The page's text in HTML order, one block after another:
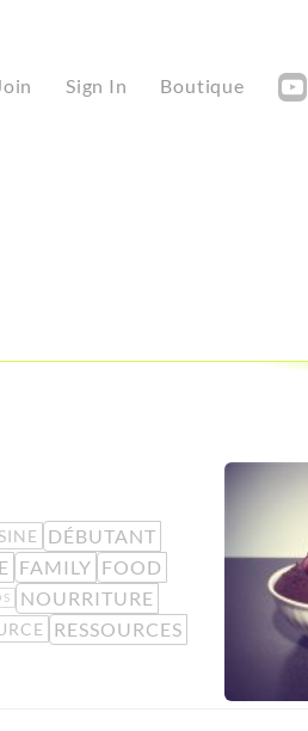
Sign In Boutique Y
DÉBUTANT
FAMILY FOOD
NOURRITURE
RESSOURCES